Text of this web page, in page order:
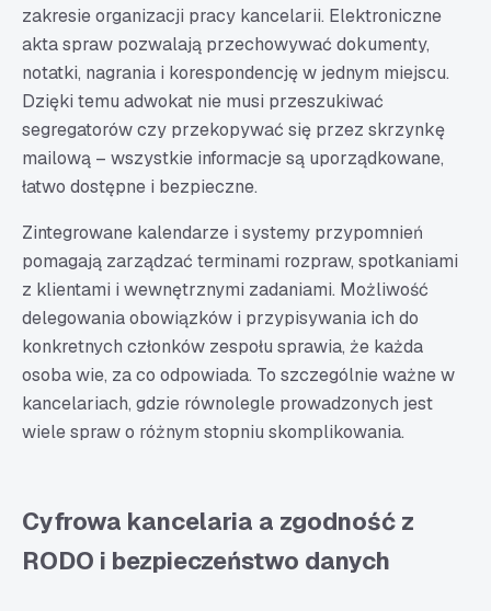
zakresie organizacji pracy kancelarii. Elektroniczne
akta spraw pozwalają przechowywać dokumenty,
notatki, nagrania i korespondencję w jednym miejscu.
Dzięki temu adwokat nie musi przeszukiwać
segregatorów czy przekopywać się przez skrzynkę
mailową – wszystkie informacje są uporządkowane,
łatwo dostępne i bezpieczne.
Zintegrowane kalendarze i systemy przypomnień
pomagają zarządzać terminami rozpraw, spotkaniami
z klientami i wewnętrznymi zadaniami. Możliwość
delegowania obowiązków i przypisywania ich do
konkretnych członków zespołu sprawia, że każda
osoba wie, za co odpowiada. To szczególnie ważne w
kancelariach, gdzie równolegle prowadzonych jest
wiele spraw o różnym stopniu skomplikowania.
Cyfrowa kancelaria a zgodność z
RODO i bezpieczeństwo danych